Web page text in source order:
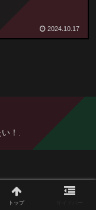
2024.10.17
！.
トップ